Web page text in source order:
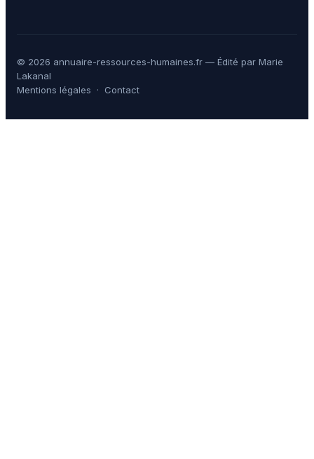
© 2026 annuaire-ressources-humaines.fr — Édité par Marie
Lakanal
Mentions légales · Contact